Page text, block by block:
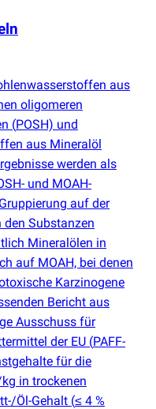
aus
oligomeren
(POSH) und
aus Mineralöl
werden als
und MOAH-
auf der
Substanzen
Mineralölen in
auf MOAH, bei denen
Karzinogene
Bericht aus
Ausschuss für
der EU (PAFF-
für die
in trockenen
Öl-Gehalt (≤ 4 %